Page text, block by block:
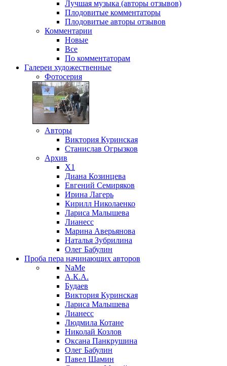
Лучшая музыка (авторы отзывов)
Плодовитые комментаторы
Плодовитые авторы отзывов
Комментарии
Новые
Все
По комментаторам
Галереи художественные
Фотосерия
Авторы
Виктория Куринская
Станислав Огрызков
Архив
X1
Диана Козинцева
Евгений Семиряков
Ирина Лагерь
Кирилл Николаенко
Лариса Малышева
Лианесс
Марина Аверьянова
Наталья Зубрилина
Олег Бабулин
Проба пера начинающих авторов
NaMe
А.К.А.
Будаев
Виктория Куринская
Лариса Малышева
Лианесс
Людмила Котане
Николай Козлов
Оксана Панкрушина
Олег Бабулин
Павел Шамин